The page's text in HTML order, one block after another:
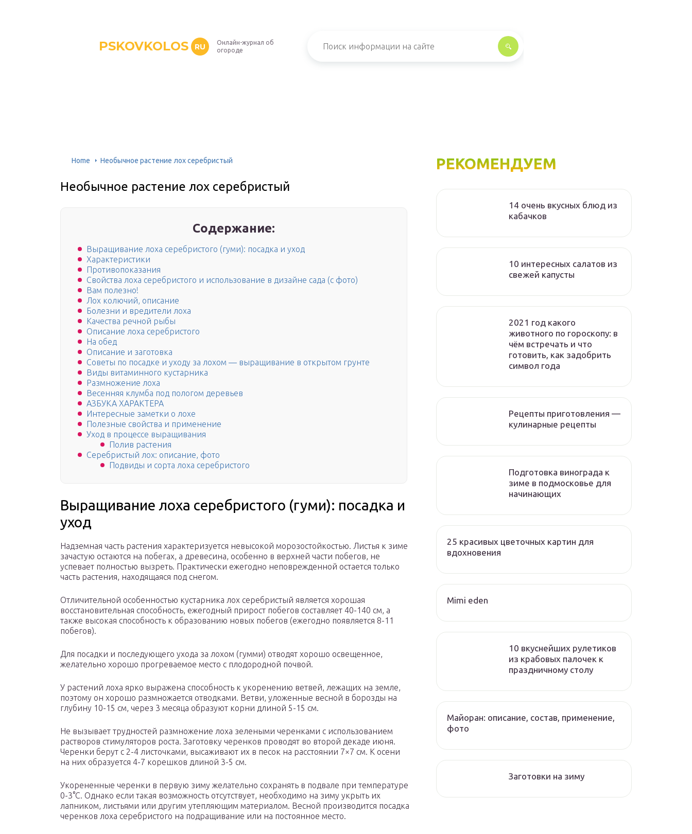
PSKOVKOLOS RU
Онлайн-журнал об
огороде
Home Необычное растение лох серебристый
Необычное растение лох серебристый
Содержание:
Выращивание лоха серебристого (гуми): посадка и уход
Характеристики
Противопоказания
Свойства лоха серебристого и использование в дизайне сада (с фото)
Вам полезно!
Лох колючий, описание
Болезни и вредители лоха
Качества речной рыбы
Описание лоха серебристого
На обед
Описание и заготовка
Советы по посадке и уходу за лохом — выращивание в открытом грунте
Виды витаминного кустарника
Размножение лоха
Весенняя клумба под пологом деревьев
АЗБУКА ХАРАКТЕРА
Интересные заметки о лохе
Полезные свойства и применение
Уход в процессе выращивания
Полив растения
Серебристый лох: описание, фото
Подвиды и сорта лоха серебристого
Выращивание лоха серебристого (гуми): посадка и
уход
Надземная часть растения характеризуется невысокой морозостойкостью. Листья к зиме
зачастую остаются на побегах, а древесина, особенно в верхней части побегов, не
успевает полностью вызреть. Практически ежегодно неповрежденной остается только
часть растения, находящаяся под снегом.
Отличительной особенностью кустарника лох серебристый является хорошая
восстановительная способность, ежегодный прирост побегов составляет 40-140 см, а
также высокая способность к образованию новых побегов (ежегодно появляется 8-11
побегов).
Для посадки и последующего ухода за лохом (гумми) отводят хорошо освещенное,
желательно хорошо прогреваемое место с плодородной почвой.
У растений лоха ярко выражена способность к укоренению ветвей, лежащих на земле,
поэтому он хорошо размножается отводками. Ветви, уложенные весной в борозды на
глубину 10-15 см, через 3 месяца образуют корни длиной 5-15 см.
Не вызывает трудностей размножение лоха зелеными черенками с использованием
растворов стимуляторов роста. Заготовку черенков проводят во второй декаде июня.
Черенки берут с 2-4 листочками, высаживают их в песок на расстоянии 7×7 см. К осени
на них образуется 4-7 корешков длиной 3-5 см.
Укорененные черенки в первую зиму желательно сохранять в подвале при температуре
0-3°С. Однако если такая возможность отсутствует, необходимо на зиму укрыть их
лапником, листьями или другим утепляющим материалом. Весной производится посадка
черенков лоха серебристого на подращивание или на постоянное место.
РЕКОМЕНДУЕМ
14 очень вкусных блюд из
кабачков
10 интересных салатов из
свежей капусты
2021 год какого
животного по гороскопу: в
чём встречать и что
готовить, как задобрить
символ года
Рецепты приготовления —
кулинарные рецепты
Подготовка винограда к
зиме в подмосковье для
начинающих
25 красивых цветочных картин для
вдохновения
Mimi eden
10 вкуснейших рулетиков
из крабовых палочек к
праздничному столу
Майоран: описание, состав, применение,
фото
Заготовки на зиму